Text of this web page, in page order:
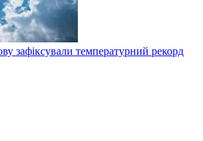
зафіксували температурний рекорд